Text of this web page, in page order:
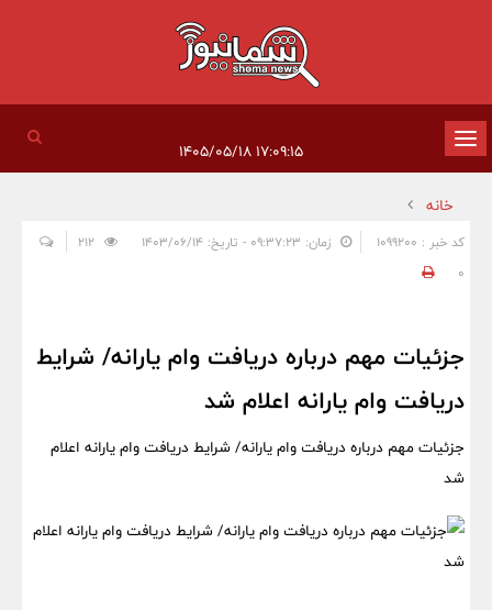
تغییر
وضعیت
ناوبری
خانه
کد خبر : 1099200 زمان: ۰۹:۳۷:۲۳ - تاریخ: ۱۴۰۳/۰۶/۱۴
0
جزئیات مهم درباره دریافت وام یارانه/ شرایط
دریافت وام یارانه اعلام شد
جزئیات مهم درباره دریافت وام یارانه/ شرایط دریافت وام یارانه اعلام
شد